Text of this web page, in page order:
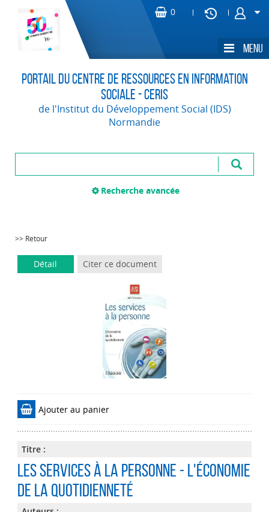
Portail du Centre de Ressources en Information
Sociale - CERIS
de l'Institut du Développement Social (IDS)
Normandie
Recherche avancée
>> Retour
Détail Citer ce document
Ajouter au panier
Titre :
Les services à la personne - L'économie
de la quotidienneté